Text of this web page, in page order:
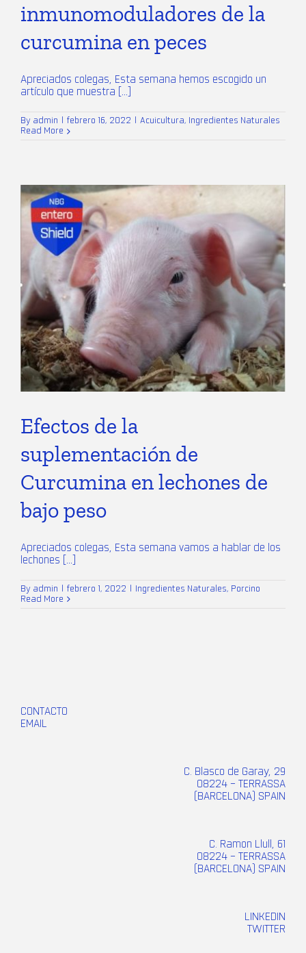
inmunomoduladores de la
curcumina en peces
Apreciados colegas, Esta semana hemos escogido un
artículo que muestra [...]
By admin febrero 16, 2022 Acuicultura,
Ingredientes Naturales
Read More
Efectos de la
suplementación de
Curcumina en lechones de
bajo peso
Apreciados colegas, Esta semana vamos a hablar de los
lechones [...]
By admin febrero 1, 2022 Ingredientes Naturales, Porcino
Read More
CONTACTO
EMAIL
C. Blasco de Garay, 29
08224 – TERRASSA
(BARCELONA) SPAIN
C. Ramon Llull, 61
08224 – TERRASSA
(BARCELONA) SPAIN
LINKEDIN
TWITTER